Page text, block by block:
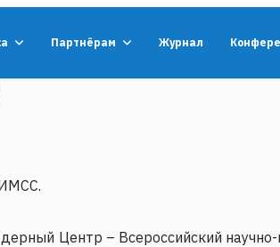
Партнёрам Журнал
ИМСС.
Центр – Всероссийский научно-